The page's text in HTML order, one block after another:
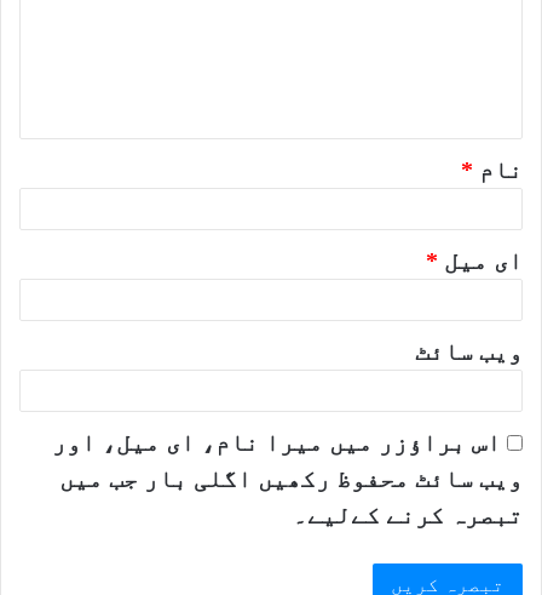
نام *
ای میل *
ویب‌ سائٹ
اس براؤزر میں میرا نام، ای میل، اور
ویب سائٹ محفوظ رکھیں اگلی بار جب میں
تبصرہ کرنے کےلیے۔